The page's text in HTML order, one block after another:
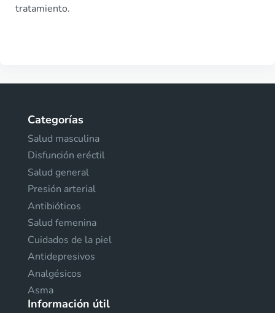
tratamiento.
Categorías
Salud masculina
Disfunción eréctil
Salud general
Presión arterial
Antibióticos
Salud femenina
Cuidados de la piel
Antidepresivos
Analgésicos
Asma
Información útil